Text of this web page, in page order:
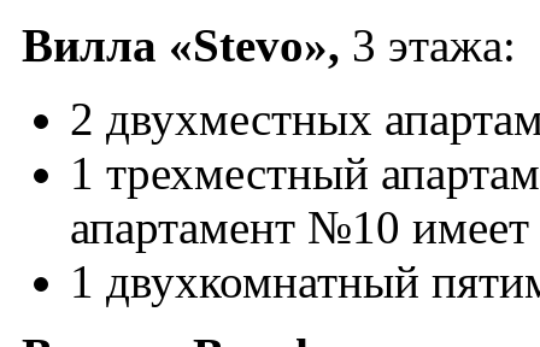
Вилла «Stevo», 3 этажа:
2 двухместных
1 трехместный
апартамент №10
1 двухкомнатный